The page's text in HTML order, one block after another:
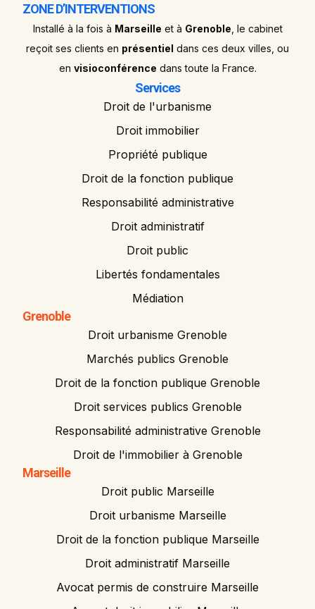
ZONE D’INTERVENTIONS
Installé à la fois à Marseille et à Grenoble , le cabinet
reçoit ses clients en présentiel dans ces deux villes, ou
en visioconférence dans toute la France.
Services
Droit de l'urbanisme
Droit immobilier
Propriété publique
Droit de la fonction publique
Responsabilité administrative
Droit administratif
Droit public
Libertés fondamentales
Médiation
Grenoble
Droit urbanisme Grenoble
Marchés publics Grenoble
Droit de la fonction publique Grenoble
Droit services publics Grenoble
Responsabilité administrative Grenoble
Droit de l'immobilier à Grenoble
Marseille
Droit public Marseille
Droit urbanisme Marseille
Droit de la fonction publique Marseille
Droit administratif Marseille
Avocat permis de construire Marseille